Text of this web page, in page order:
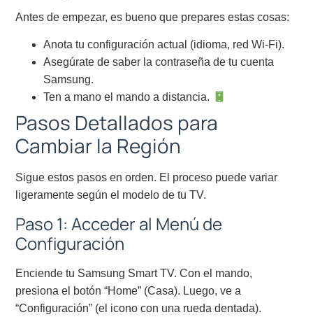
Antes de empezar, es bueno que prepares estas cosas:
Anota tu configuración actual (idioma, red Wi-Fi).
Asegúrate de saber la contraseña de tu cuenta
Samsung.
Ten a mano el mando a distancia.
Pasos Detallados para
Cambiar la Región
Sigue estos pasos en orden. El proceso puede variar
ligeramente según el modelo de tu TV.
Paso 1: Acceder al Menú de
Configuración
Enciende tu Samsung Smart TV. Con el mando,
presiona el botón “Home” (Casa). Luego, ve a
“Configuración” (el icono con una rueda dentada).